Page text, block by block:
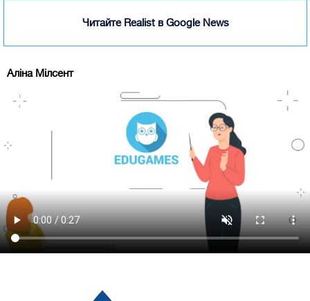
Читайте Realist в Google News
Аліна Мілсент